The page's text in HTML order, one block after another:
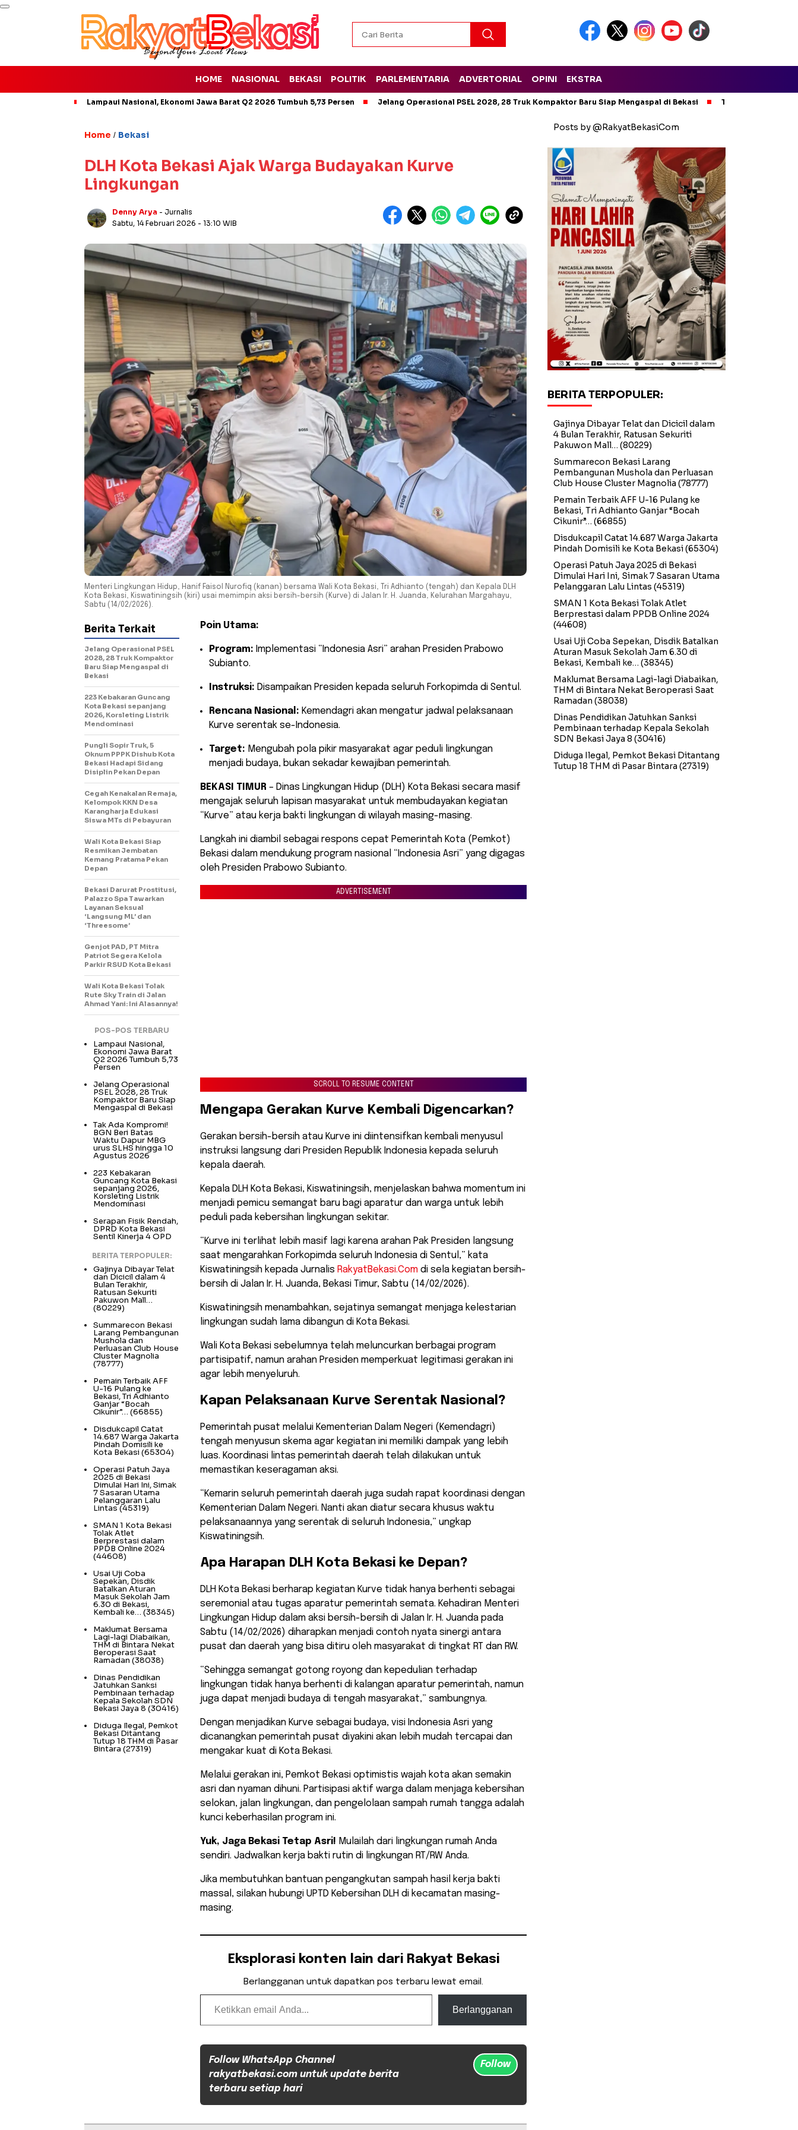
HOME NASIONAL BEKASI POLITIK PARLEMENTARIA ADVERTORIAL OPINI EKSTRA
Lampaui Nasional, Ekonomi Jawa Barat Q2 2026 Tumbuh 5,73 Persen Jelang Operasional PSEL 2028, 28 Truk Kompaktor Baru Siap Mengaspal di Bekasi Tak Ada
Home / Bekasi
DLH Kota Bekasi Ajak Warga Budayakan Kurve
Lingkungan
Denny Arya - Jurnalis
Sabtu, 14 Februari 2026 - 13:10 WIB
Menteri Lingkungan Hidup, Hanif Faisol Nurofiq (kanan) bersama Wali Kota Bekasi, Tri Adhianto (tengah) dan ​Kepala DLH
Kota Bekasi, Kiswatiningsih (kiri) usai memimpin aksi bersih-bersih (Kurve) di Jalan Ir. H. Juanda, Kelurahan Margahayu,
Sabtu (14/02/2026).
Poin Utama:
Program: Implementasi “Indonesia Asri” arahan Presiden Prabowo
Subianto.
Instruksi: Disampaikan Presiden kepada seluruh Forkopimda di Sentul.
Rencana Nasional: Kemendagri akan mengatur jadwal pelaksanaan
Kurve serentak se-Indonesia.
Target: Mengubah pola pikir masyarakat agar peduli lingkungan
menjadi budaya, bukan sekadar kewajiban pemerintah.
BEKASI TIMUR – Dinas Lingkungan Hidup (DLH) Kota Bekasi secara masif
mengajak seluruh lapisan masyarakat untuk membudayakan kegiatan
“Kurve” atau kerja bakti lingkungan di wilayah masing-masing.
Langkah ini diambil sebagai respons cepat Pemerintah Kota (Pemkot)
Bekasi dalam mendukung program nasional “Indonesia Asri” yang digagas
oleh Presiden Prabowo Subianto.
ADVERTISEMENT
SCROLL TO RESUME CONTENT
​Mengapa Gerakan Kurve Kembali Digencarkan?
​Gerakan bersih-bersih atau Kurve ini diintensifkan kembali menyusul
instruksi langsung dari Presiden Republik Indonesia kepada seluruh
kepala daerah.
Kepala DLH Kota Bekasi, Kiswatiningsih, menjelaskan bahwa momentum ini
menjadi pemicu semangat baru bagi aparatur dan warga untuk lebih
peduli pada kebersihan lingkungan sekitar.
​“Kurve ini terlihat lebih masif lagi karena arahan Pak Presiden langsung
saat mengarahkan Forkopimda seluruh Indonesia di Sentul,” kata
Kiswatiningsih kepada Jurnalis RakyatBekasi.Com di sela kegiatan bersih-
bersih di Jalan Ir. H. Juanda, Bekasi Timur, Sabtu (14/02/2026).
​Kiswatiningsih menambahkan, sejatinya semangat menjaga kelestarian
lingkungan sudah lama dibangun di Kota Bekasi.
Wali Kota Bekasi sebelumnya telah meluncurkan berbagai program
partisipatif, namun arahan Presiden memperkuat legitimasi gerakan ini
agar lebih menyeluruh.
​Kapan Pelaksanaan Kurve Serentak Nasional?
​Pemerintah pusat melalui Kementerian Dalam Negeri (Kemendagri)
tengah menyusun skema agar kegiatan ini memiliki dampak yang lebih
luas. Koordinasi lintas pemerintah daerah telah dilakukan untuk
memastikan keseragaman aksi.
​“Kemarin seluruh pemerintah daerah juga sudah rapat koordinasi dengan
Kementerian Dalam Negeri. Nanti akan diatur secara khusus waktu
pelaksanaannya yang serentak di seluruh Indonesia,” ungkap
Kiswatiningsih.
​Apa Harapan DLH Kota Bekasi ke Depan?
​DLH Kota Bekasi berharap kegiatan Kurve tidak hanya berhenti sebagai
seremonial atau tugas aparatur pemerintah semata. Kehadiran Menteri
Lingkungan Hidup dalam aksi bersih-bersih di Jalan Ir. H. Juanda pada
Sabtu (14/02/2026) diharapkan menjadi contoh nyata sinergi antara
pusat dan daerah yang bisa ditiru oleh masyarakat di tingkat RT dan RW.
​“Sehingga semangat gotong royong dan kepedulian terhadap
lingkungan tidak hanya berhenti di kalangan aparatur pemerintah, namun
juga dapat menjadi budaya di tengah masyarakat,” sambungnya.
​Dengan menjadikan Kurve sebagai budaya, visi Indonesia Asri yang
dicanangkan pemerintah pusat diyakini akan lebih mudah tercapai dan
mengakar kuat di Kota Bekasi.
​Melalui gerakan ini, Pemkot Bekasi optimistis wajah kota akan semakin
asri dan nyaman dihuni. Partisipasi aktif warga dalam menjaga kebersihan
selokan, jalan lingkungan, dan pengelolaan sampah rumah tangga adalah
kunci keberhasilan program ini.
Yuk, Jaga Bekasi Tetap Asri! Mulailah dari lingkungan rumah Anda
sendiri. Jadwalkan kerja bakti rutin di lingkungan RT/RW Anda.
Jika membutuhkan bantuan pengangkutan sampah hasil kerja bakti
massal, silakan hubungi UPTD Kebersihan DLH di kecamatan masing-
masing.
Eksplorasi konten lain dari Rakyat Bekasi
Berlangganan untuk dapatkan pos terbaru lewat email.
Ketikkan email Anda...
Berlangganan
Follow WhatsApp Channel
rakyatbekasi.com untuk update berita
terbaru setiap hari
Follow
Berita Terkait
Jelang Operasional PSEL
2028, 28 Truk Kompaktor
Baru Siap Mengaspal di
Bekasi
223 Kebakaran Guncang
Kota Bekasi sepanjang
2026, Korsleting Listrik
Mendominasi
Pungli Sopir Truk, 5
Oknum PPPK Dishub Kota
Bekasi Hadapi Sidang
Disiplin Pekan Depan
Cegah Kenakalan Remaja,
Kelompok KKN Desa
Karangharja Edukasi
Siswa MTs di Pebayuran
Wali Kota Bekasi Siap
Resmikan Jembatan
Kemang Pratama Pekan
Depan
Bekasi Darurat Prostitusi,
Palazzo Spa Tawarkan
Layanan Seksual
‘Langsung ML’ dan
‘Threesome’
Genjot PAD, PT Mitra
Patriot Segera Kelola
Parkir RSUD Kota Bekasi
Wali Kota Bekasi Tolak
Rute Sky Train di Jalan
Ahmad Yani: Ini Alasannya!
POS-POS TERBARU
Lampaui Nasional,
Ekonomi Jawa Barat
Q2 2026 Tumbuh 5,73
Persen
Jelang Operasional
PSEL 2028, 28 Truk
Kompaktor Baru Siap
Mengaspal di Bekasi
Tak Ada Kompromi!
BGN Beri Batas
Waktu Dapur MBG
urus SLHS hingga 10
Agustus 2026
223 Kebakaran
Guncang Kota Bekasi
sepanjang 2026,
Korsleting Listrik
Mendominasi
Serapan Fisik Rendah,
DPRD Kota Bekasi
Sentil Kinerja 4 OPD
BERITA TERPOPULER:
Gajinya Dibayar Telat
dan Dicicil dalam 4
Bulan Terakhir,
Ratusan Sekuriti
Pakuwon Mall…
(80229)
Summarecon Bekasi
Larang Pembangunan
Mushola dan
Perluasan Club House
Cluster Magnolia
(78777)
Pemain Terbaik AFF
U-16 Pulang ke
Bekasi, Tri Adhianto
Ganjar “Bocah
Cikunir”… (66855)
Disdukcapil Catat
14.687 Warga Jakarta
Pindah Domisili ke
Kota Bekasi (65304)
Operasi Patuh Jaya
2025 di Bekasi
Dimulai Hari Ini, Simak
7 Sasaran Utama
Pelanggaran Lalu
Lintas(45319)
SMAN 1 Kota Bekasi
Tolak Atlet
Berprestasi dalam
PPDB Online 2024
(44608)
Usai Uji Coba
Sepekan, Disdik
Batalkan Aturan
Masuk Sekolah Jam
6.30 di Bekasi,
Kembali ke… (38345)
Maklumat Bersama
Lagi-lagi Diabaikan,
THM di Bintara Nekat
Beroperasi Saat
Ramadan (38038)
Dinas Pendidikan
Jatuhkan Sanksi
Pembinaan terhadap
Kepala Sekolah SDN
Bekasi Jaya 8 (30416)
Diduga Ilegal, Pemkot
Bekasi Ditantang
Tutup 18 THM di Pasar
Bintara (27319)
Posts by @RakyatBekasiCom
BERITA TERPOPULER:
Gajinya Dibayar Telat dan Dicicil dalam
4 Bulan Terakhir, Ratusan Sekuriti
Pakuwon Mall… (80229)
Summarecon Bekasi Larang
Pembangunan Mushola dan Perluasan
Club House Cluster Magnolia (78777)
Pemain Terbaik AFF U-16 Pulang ke
Bekasi, Tri Adhianto Ganjar “Bocah
Cikunir”… (66855)
Disdukcapil Catat 14.687 Warga Jakarta
Pindah Domisili ke Kota Bekasi(65304)
Operasi Patuh Jaya 2025 di Bekasi
Dimulai Hari Ini, Simak 7 Sasaran Utama
Pelanggaran Lalu Lintas (45319)
SMAN 1 Kota Bekasi Tolak Atlet
Berprestasi dalam PPDB Online 2024
(44608)
Usai Uji Coba Sepekan, Disdik Batalkan
Aturan Masuk Sekolah Jam 6.30 di
Bekasi, Kembali ke… (38345)
Maklumat Bersama Lagi-lagi Diabaikan,
THM di Bintara Nekat Beroperasi Saat
Ramadan (38038)
Dinas Pendidikan Jatuhkan Sanksi
Pembinaan terhadap Kepala Sekolah
SDN Bekasi Jaya 8 (30416)
Diduga Ilegal, Pemkot Bekasi Ditantang
Tutup 18 THM di Pasar Bintara (27319)